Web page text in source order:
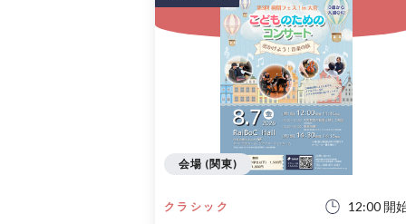
クラシック 12:00 開
会場 (関東)